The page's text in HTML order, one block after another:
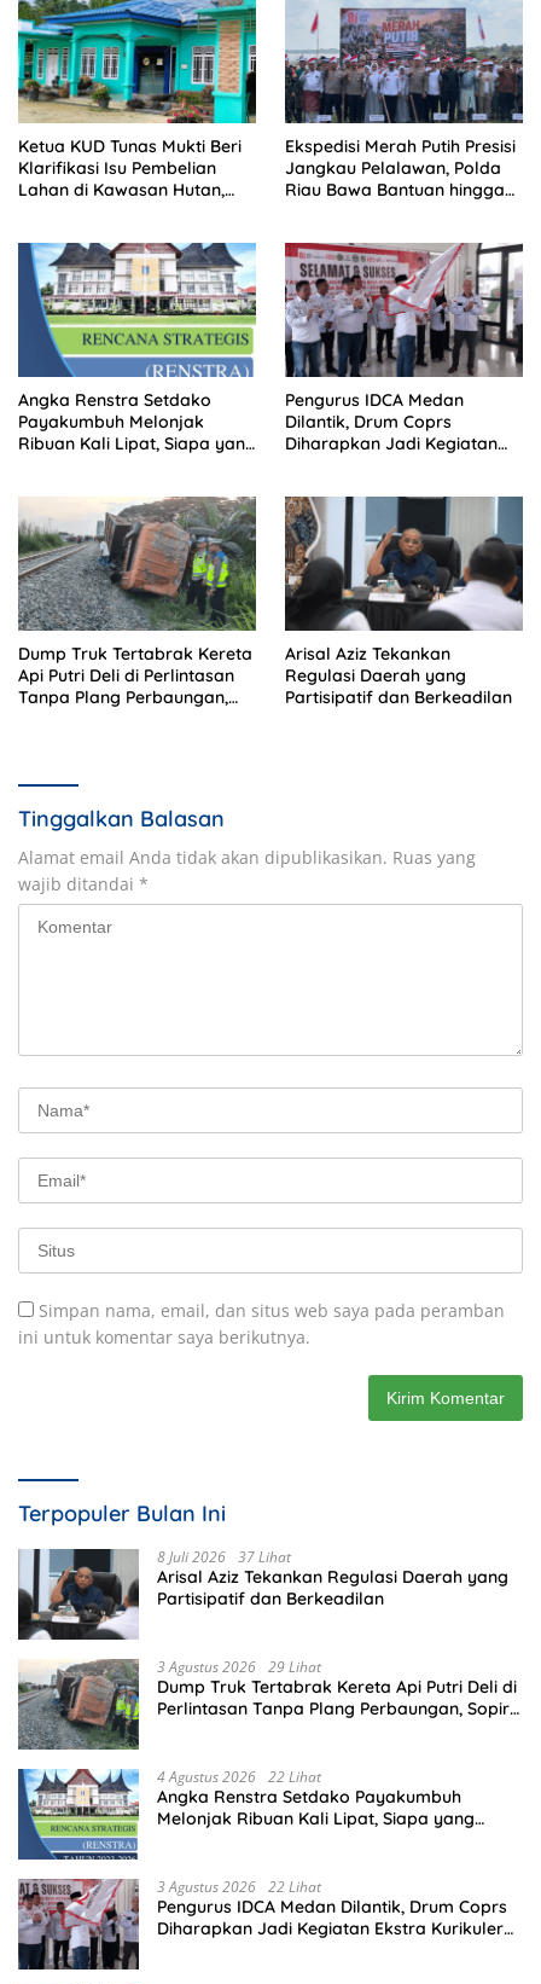
Ketua KUD Tunas Mukti Beri
Klarifikasi Isu Pembelian
Lahan di Kawasan Hutan,
Ekspedisi Merah Putih Presisi
Jangkau Pelalawan, Polda
Riau Bawa Bantuan hingga
Angka Renstra Setdako
Payakumbuh Melonjak
Ribuan Kali Lipat, Siapa yang
Pengurus IDCA Medan
Dilantik, Drum Coprs
Diharapkan Jadi Kegiatan
Dump Truk Tertabrak Kereta
Api Putri Deli di Perlintasan
Tanpa Plang Perbaungan,
Arisal Aziz Tekankan
Regulasi Daerah yang
Partisipatif dan Berkeadilan
Tinggalkan Balasan
Alamat email Anda tidak akan dipublikasikan. Ruas yang
wajib ditandai *
Simpan nama, email, dan situs web saya pada peramban
ini untuk komentar saya berikutnya.
Terpopuler Bulan Ini
8 Juli 2026 37 Lihat
Arisal Aziz Tekankan Regulasi Daerah yang
Partisipatif dan Berkeadilan
3 Agustus 2026 29 Lihat
Dump Truk Tertabrak Kereta Api Putri Deli di
Perlintasan Tanpa Plang Perbaungan, Sopir
4 Agustus 2026 22 Lihat
Angka Renstra Setdako Payakumbuh
Melonjak Ribuan Kali Lipat, Siapa yang
3 Agustus 2026 22 Lihat
Pengurus IDCA Medan Dilantik, Drum Coprs
Diharapkan Jadi Kegiatan Ekstra Kurikuler